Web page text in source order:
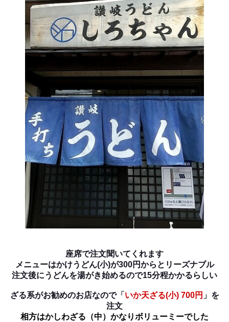
座席で注文聞いてくれます
メニューはかけうどん(小)が300円からとリーズナブル
注文後にうどんを湯がき始めるので15分程かかるらしい
ざる系がお勧めのお店なので「 いか天ざる(小) 700円 」 を
注文
相方はかしわざる（中）かなりボリューミーでした